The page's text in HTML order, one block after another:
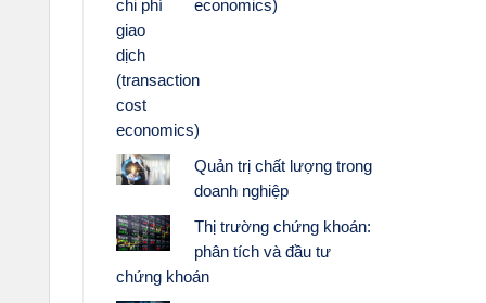
economics)
Quản trị chất lượng trong
doanh nghiệp
Thị trường chứng khoán:
phân tích và đầu tư
chứng khoán